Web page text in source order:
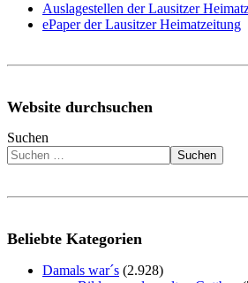
Auslagestellen der Lausitzer
ePaper der Lausitzer Heimatzeitung
Website durchsuchen
Suchen
Suchen
Beliebte Kategorien
Damals war´s (2.928)